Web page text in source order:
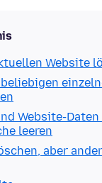
Website
Website-
leeren
aber